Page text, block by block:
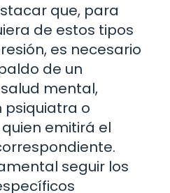
que, para
de estos tipos
es necesario
de un
mental,
o
emitirá el
seguir los